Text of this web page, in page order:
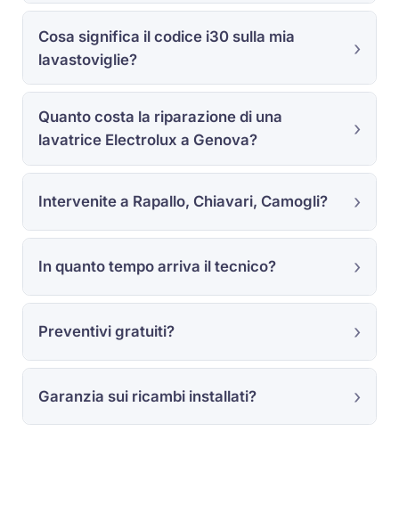
Cosa significa il codice i30sulla mia
lavastoviglie?
Quanto costa la riparazione di una
lavatrice Electrolux a Genova?
Intervenite a Rapallo, Chiavari, Camogli?
In quanto tempo arriva il tecnico?
Preventivi gratuiti?
Garanzia sui ricambi installati?